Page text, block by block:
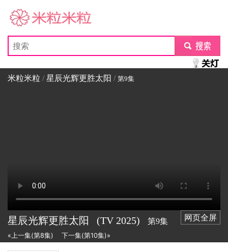
米粒米粒
submit
米粒米粒 /星辰光辉更胜太阳 / 第9集
网页全屏
星辰光辉更胜太阳 (TV 2025) 第9集
«上一集(第8集) 下一集(第10集)»